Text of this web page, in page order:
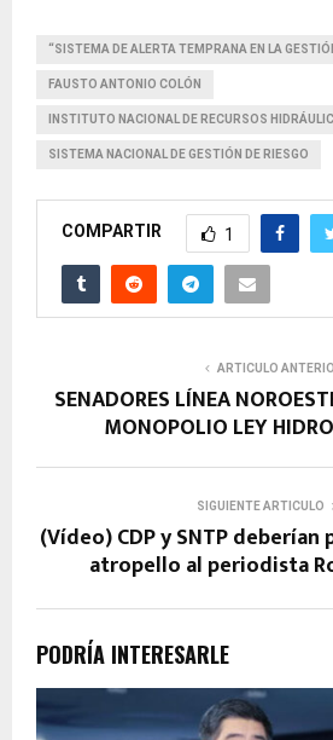
“SISTEMA DE ALERTA TEMPRANA EN LA
FAUSTO ANTONIO COLÓN
INSTITUTO NACIONAL DE RECURSOS
SISTEMA NACIONAL DE GESTIÓN DE RIESGO
COMPARTIR 1
ARTICULO
SENADORES LÍNEA
MONOPOLIO LEY
SIGUIENTE ARTICULO
(Vídeo) CDP y SNTP
atropello al periodista
PODRÍA INTERESARLE